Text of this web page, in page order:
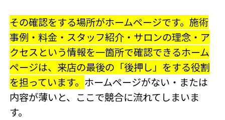
その確認をする場所がホームページです。施術
事例・料金・スタッフ紹介・サロンの理念・ア
クセスという情報を一箇所で確認できるホーム
ページは、来店の最後の「後押し」をする役割
を担っています。 ホームページがない・または
内容が薄いと、ここで競合に流れてしまいま
す。